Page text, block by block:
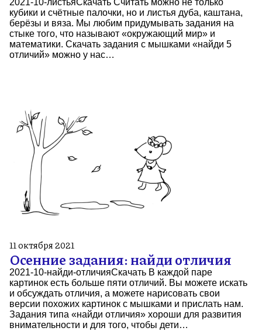
кубики и счётные палочки, но и листья дуба, каштана,
берёзы и вяза. Мы любим придумывать задания на
стыке того, что называют «окружающий мир» и
математики. Скачать задания с мышками «найди 5
отличий» можно у нас…
11 октября 2021
Осенние задания: найди отличия
2021-10-найди-отличияСкачать В каждой паре
картинок есть больше пяти отличий. Вы можете искать
и обсуждать отличия, а можете нарисовать свои
версии похожих картинок с мышками и прислать нам.
Задания типа «найди отличия» хороши для развития
внимательности и для того, чтобы дети…